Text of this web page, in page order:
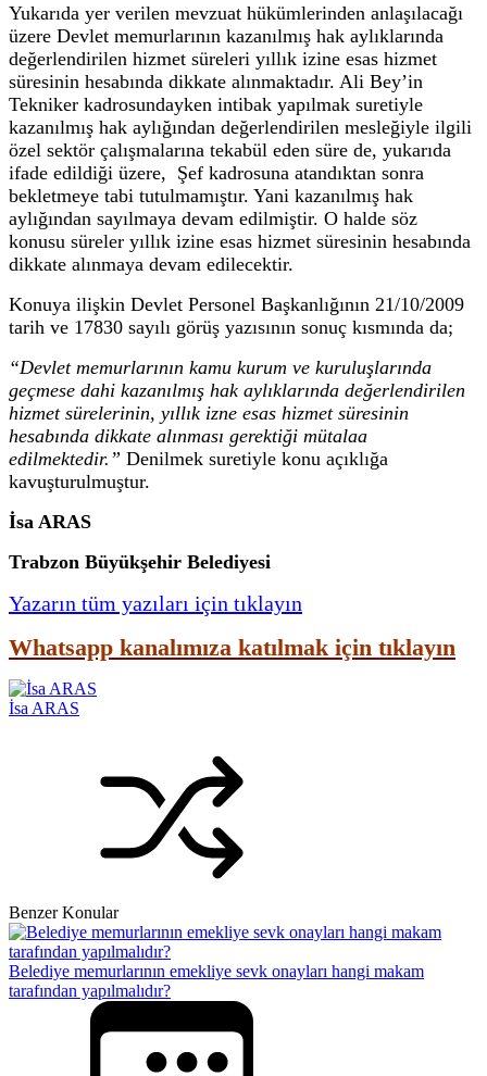
Yukarıda yer verilen mevzuat hükümlerinden anlaşılacağı
üzere Devlet memurlarının kazanılmış hak aylıklarında
değerlendirilen hizmet süreleri yıllık izine esas hizmet
süresinin hesabında dikkate alınmaktadır. Ali Bey’in
Tekniker kadrosundayken intibak yapılmak suretiyle
kazanılmış hak aylığından değerlendirilen mesleğiyle ilgili
özel sektör çalışmalarına tekabül eden süre de, yukarıda
ifade edildiği üzere, Şef kadrosuna atandıktan sonra
bekletmeye tabi tutulmamıştır. Yani kazanılmış hak
aylığından sayılmaya devam edilmiştir. O halde söz
konusu süreler yıllık izine esas hizmet süresinin hesabında
dikkate alınmaya devam edilecektir.
Konuya ilişkin Devlet Personel Başkanlığının 21/10/2009
tarih ve 17830 sayılı görüş yazısının sonuç kısmında da;
“Devlet memurlarının kamu kurum ve kuruluşlarında
geçmese dahi kazanılmış hak aylıklarında değerlendirilen
hizmet sürelerinin, yıllık izne esas hizmet süresinin
hesabında dikkate alınması gerektiği mütalaa
edilmektedir.” Denilmek suretiyle konu açıklığa
kavuşturulmuştur.
İsa ARAS
Trabzon Büyükşehir Belediyesi
Yazarın tüm yazıları için tıklayın
Whatsapp kanalımıza katılmak için tıklayın
İsa ARAS
Benzer Konular
Belediye memurlarının emekliye sevk onayları hangi makam
tarafından yapılmalıdır?